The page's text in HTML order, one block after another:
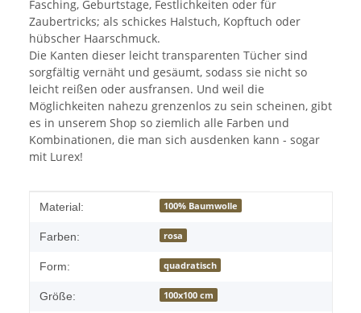
Fasching, Geburtstage, Festlichkeiten oder für
Zaubertricks; als schickes Halstuch, Kopftuch oder
hübscher Haarschmuck.
Die Kanten dieser leicht transparenten Tücher sind
sorgfältig vernäht und gesäumt, sodass sie nicht so
leicht reißen oder ausfransen. Und weil die
Möglichkeiten nahezu grenzenlos zu sein scheinen, gibt
es in unserem Shop so ziemlich alle Farben und
Kombinationen, die man sich ausdenken kann - sogar
mit Lurex!
Produkteigenschaft
Wert
Material: 100% Baumwolle
Farben: rosa
Form: quadratisch
Größe: 100x100 cm